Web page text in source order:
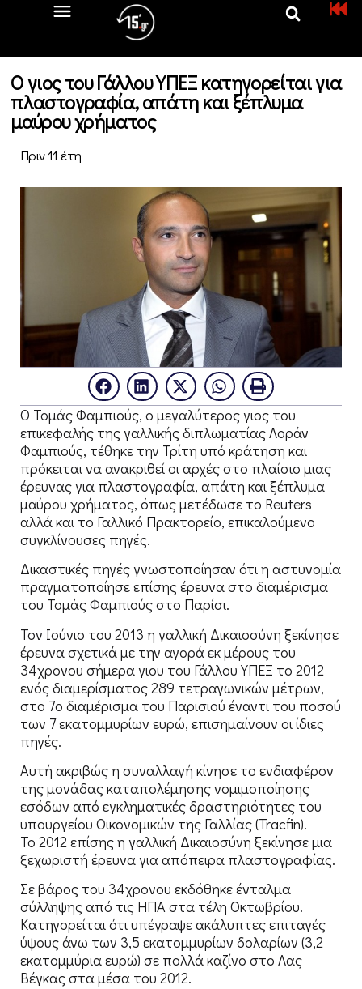
O γιος του Γάλλου ΥΠΕΞ κατηγορείται για
πλαστογραφία, απάτη και ξέπλυμα
μαύρου χρήματος
Πριν 11 έτη
Ο Τομάς Φαμπιούς, ο μεγαλύτερος γιος του
επικεφαλής της γαλλικής διπλωματίας Λοράν
Φαμπιούς, τέθηκε την Τρίτη υπό κράτηση και
πρόκειται να ανακριθεί οι αρχές στο πλαίσιο μιας
έρευνας για πλαστογραφία, απάτη και ξέπλυμα
μαύρου χρήματος, όπως μετέδωσε το Reuters
αλλά και το Γαλλικό Πρακτορείο, επικαλούμενο
συγκλίνουσες πηγές.
Δικαστικές πηγές γνωστοποίησαν ότι η αστυνομία
πραγματοποίησε επίσης έρευνα στο διαμέρισμα
του Τομάς Φαμπιούς στο Παρίσι.
Τον Ιούνιο του 2013 η γαλλική Δικαιοσύνη ξεκίνησε
έρευνα σχετικά με την αγορά εκ μέρους του
34χρονου σήμερα γιου του Γάλλου ΥΠΕΞ το 2012
ενός διαμερίσματος 289 τετραγωνικών μέτρων,
στο 7ο διαμέρισμα του Παρισιού έναντι του ποσού
των 7 εκατομμυρίων ευρώ, επισημαίνουν οι ίδιες
πηγές.
Αυτή ακριβώς η συναλλαγή κίνησε το ενδιαφέρον
της μονάδας καταπολέμησης νομιμοποίησης
εσόδων από εγκληματικές δραστηριότητες του
υπουργείου Οικονομικών της Γαλλίας (Tracfin).
Το 2012 επίσης η γαλλική Δικαιοσύνη ξεκίνησε μια
ξεχωριστή έρευνα για απόπειρα πλαστογραφίας.
Σε βάρος του 34χρονου εκδόθηκε ένταλμα
σύλληψης από τις ΗΠΑ στα τέλη Οκτωβρίου.
Κατηγορείται ότι υπέγραψε ακάλυπτες επιταγές
ύψους άνω των 3,5 εκατομμυρίων δολαρίων (3,2
εκατομμύρια ευρώ) σε πολλά καζίνο στο Λας
Βέγκας στα μέσα του 2012.